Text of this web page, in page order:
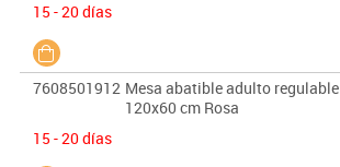
15 - 20 días
7608501912 Mesa abatible adulto regulable
120x60 cm Rosa
15 - 20 días